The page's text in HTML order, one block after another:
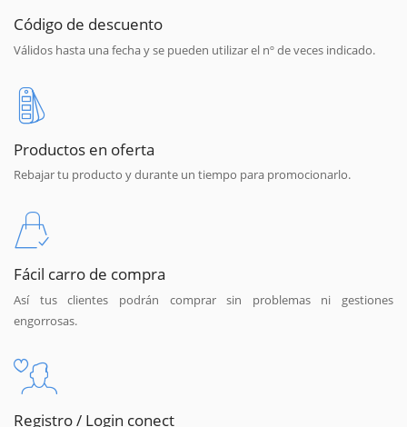
Código de descuento
Válidos hasta una fecha y se pueden utilizar el nº de veces indicado.
Productos en oferta
Rebajar tu producto y durante un tiempo para promocionarlo.
Fácil carro de compra
Así tus clientes podrán comprar sin problemas ni gestiones
engorrosas.
Registro / Login conect